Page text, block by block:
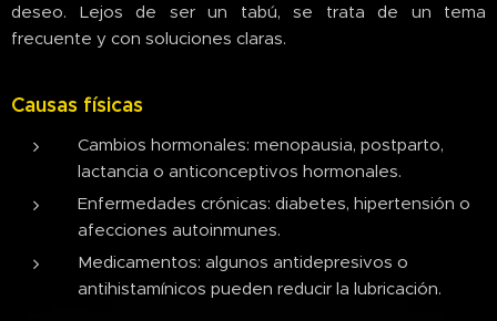
deseo. Lejos de ser un tabú, se trata de un tema
frecuente y con soluciones claras.
Causas físicas
Cambios hormonales: menopausia, postparto,
lactancia o anticonceptivos hormonales.
Enfermedades crónicas: diabetes, hipertensión o
afecciones autoinmunes.
Medicamentos: algunos antidepresivos o
antihistamínicos pueden reducir la lubricación.